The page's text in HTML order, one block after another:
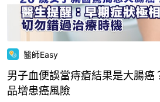
醫師Easy
男子血便誤當痔瘡結果是大腸癌
品增患癌風險